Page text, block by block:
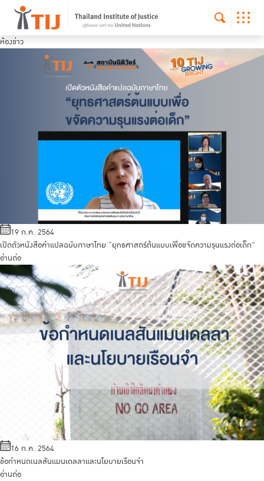
ห้องข่าว
19 ก.ค. 2564
เปิดตัวหนังสือคำแปลฉบับภาษาไทย “ยุทธศาสตร์ต้นแบบเพื่อขจัดความรุนแรงต่อเด็ก”
อ่านต่อ
16 ก.ค. 2564
ข้อกำหนดเนลสันแมนเดลลาและนโยบายเรือนจำ
อ่านต่อ